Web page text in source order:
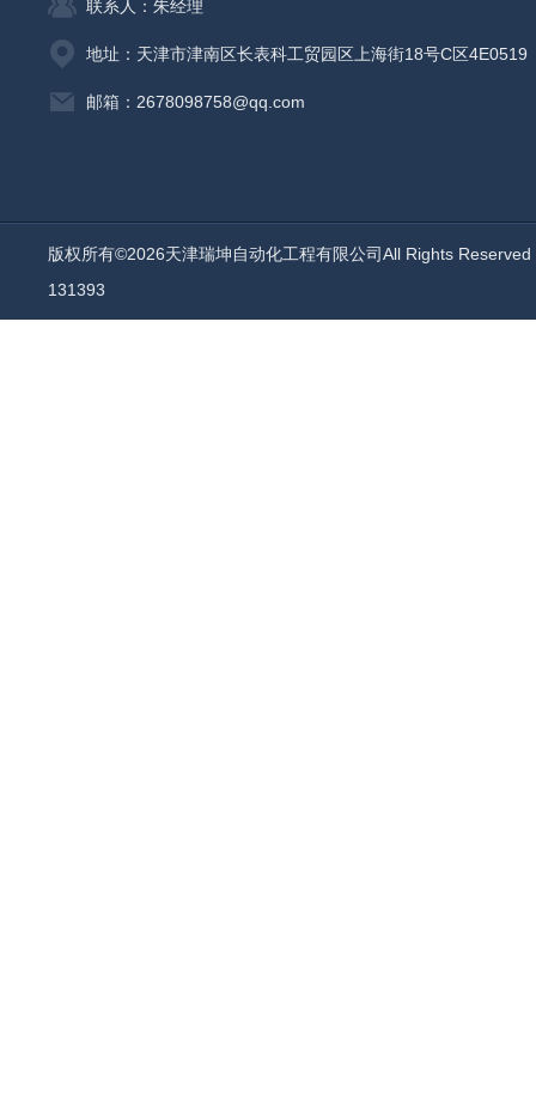
联系人：朱经理
地址：天津市津南区长表科工贸园区上海街18号C区4E0519
邮箱：2678098758@qq.com
版权所有©2026天津瑞坤自动化工程有限公司All Rights
131393